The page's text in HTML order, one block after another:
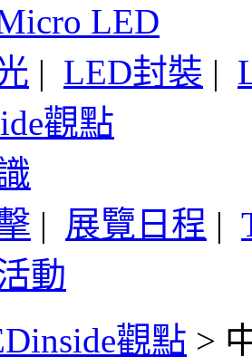
LED
| LED封裝 |
觀點
| 展覽日程 |
動
觀點 >